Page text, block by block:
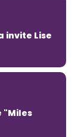
invite Lise
"Miles